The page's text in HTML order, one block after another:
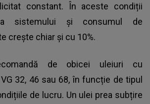
constant. În aceste condiții
sistemului și consumul de
crește chiar și cu 10%.
de obicei uleiuri cu
32, 46 sau 68, în funcție de tipul
de lucru. Un ulei prea subțire